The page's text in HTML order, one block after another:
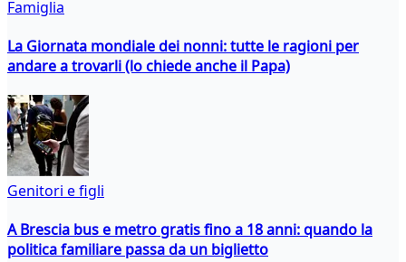
Famiglia
La Giornata mondiale dei nonni: tutte le ragioni per
andare a trovarli (lo chiede anche il Papa)
Genitori e figli
A Brescia bus e metro gratis fino a 18 anni: quando la
politica familiare passa da un biglietto